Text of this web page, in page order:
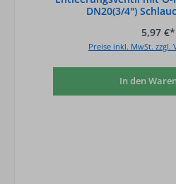
DN20(3/4")
5,97 €*
Preise inkl. MwSt. zzgl.
In den